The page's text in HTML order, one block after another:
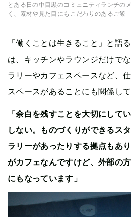
とある日の中目黒のコミュニティランチの
く、素材や見た目にもこだわりのあるご飯
「働くことは生きること」と語
は、キッチンやラウンジだけで
ラリーやカフェスペースなど、
スペースがあることにも関係して
「余白を残すことを大切にして
しない。ものづくりができるス
ラリーがあったりする拠点もあ
がカフェなんですけど、外部の
にもなっています」